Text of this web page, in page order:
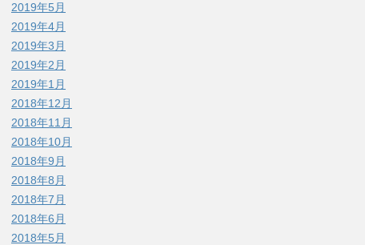
2019年5月
2019年4月
2019年3月
2019年2月
2019年1月
2018年12月
2018年11月
2018年10月
2018年9月
2018年8月
2018年7月
2018年6月
2018年5月